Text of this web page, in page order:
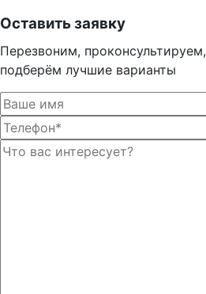
Оставить заявку
Перезвоним, проконсультируем,
подберём лучшие варианты